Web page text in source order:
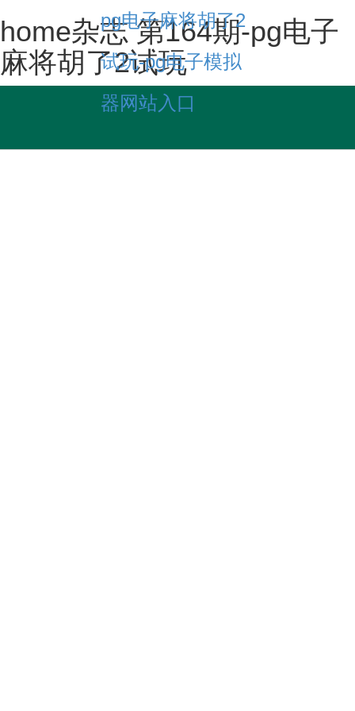
home杂志 第164期-pg电子
麻将胡了2试玩
pg电子麻将胡了2
试玩-pg电子模拟
器网站入口